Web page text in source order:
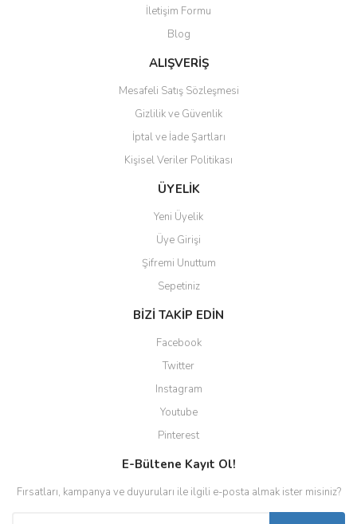
İletişim Formu
Blog
ALIŞVERİŞ
Mesafeli Satış Sözleşmesi
Gizlilik ve Güvenlik
İptal ve İade Şartları
Kişisel Veriler Politikası
ÜYELİK
Yeni Üyelik
Üye Girişi
Şifremi Unuttum
Sepetiniz
BİZİ TAKİP EDİN
Facebook
Twitter
Instagram
Youtube
Pinterest
E-Bültene Kayıt Ol!
Fırsatları, kampanya ve duyuruları ile ilgili e-posta almak ister misiniz?